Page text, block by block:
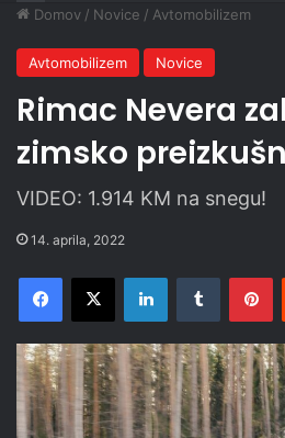
Domov / Novice / Avtomobilizem
Avtomobilizem Novice
Rimac Nevera
zimsko
VIDEO: 1.914 KM na snegu!
14. aprila, 2022
Facebook
X LinkedInTumblr